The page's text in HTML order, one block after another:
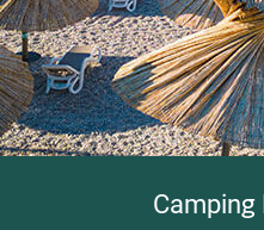
Camping